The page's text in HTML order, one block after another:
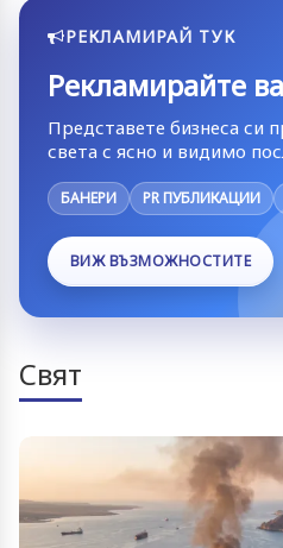
РЕКЛАМИРАЙ ТУК
Рекламирайте
Представете бизнеса си
света с ясно и видимо
БАНЕРИ PR ПУБЛИКАЦИИ
ВИЖ ВЪЗМОЖНОСТИТЕ
Свят